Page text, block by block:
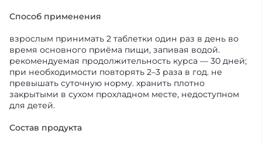
Способ применения
взрослым принимать 2 таблетки один раз в день во
время основного приёма пищи, запивая водой.
рекомендуемая продолжительность курса — 30 дней;
при необходимости повторять 2–3 раза в год. не
превышать суточную норму. хранить плотно
закрытыми в сухом прохладном месте, недоступном
для детей.
Состав продукта